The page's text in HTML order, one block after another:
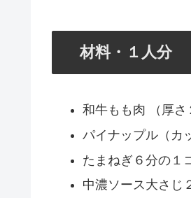
材料・１人分
和牛もも肉 （厚さ
パイナップル（カ
たまねぎ６分の１
中濃ソース大さじ